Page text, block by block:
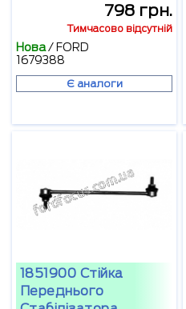
798 грн.
Тимчасово відсутній
Нова/ FORD
1679388
Є аналоги
1851900 Стійка
Переднього